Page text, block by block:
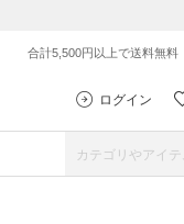
合計5,500円以上で送料無料
ログイン